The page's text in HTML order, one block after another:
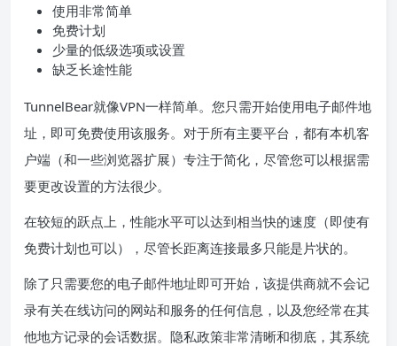
使用非常简单
免费计划
少量的低级选项或设置
缺乏长途性能
TunnelBear就像VPN一样简单。您只需开始使用电子邮件地
址，即可免费使用该服务。对于所有主要平台，都有本机客
户端（和一些浏览器扩展）专注于简化，尽管您可以根据需
要更改设置的方法很少。
在较短的跃点上，性能水平可以达到相当快的速度（即使有
免费计划也可以），尽管长距离连接最多只能是片状的。
除了只需要您的电子邮件地址即可开始，该提供商就不会记
录有关在线访问的网站和服务的任何信息，以及您经常在其
他地方记录的会话数据。隐私政策非常清晰和彻底，其系统